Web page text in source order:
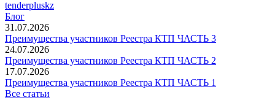
tenderpluskz
Блог
31.07.2026
Преимущества участников Реестра КТП ЧАСТЬ 3
24.07.2026
Преимущества участников Реестра КТП ЧАСТЬ 2
17.07.2026
Преимущества участников Реестра КТП ЧАСТЬ 1
Все статьи